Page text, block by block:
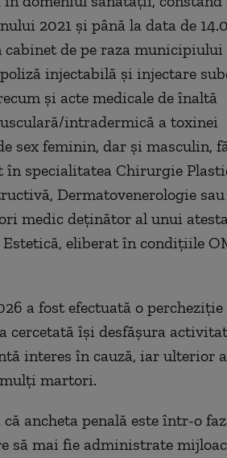
2021 și până la data de
de pe raza
injectabilă și injectare
și acte medicale de înaltă
intradermică a toxinei
sex feminin, dar și masculin,
specialitatea Chirurgie
Dermatovenerologie sau
medic deținător al unui
eliberat în condițiile
a fost efectuată o percheziție
cercetată își desfășura
interes în cauză, iar ulterior
martori.
ancheta penală este într-o
să mai fie administrate